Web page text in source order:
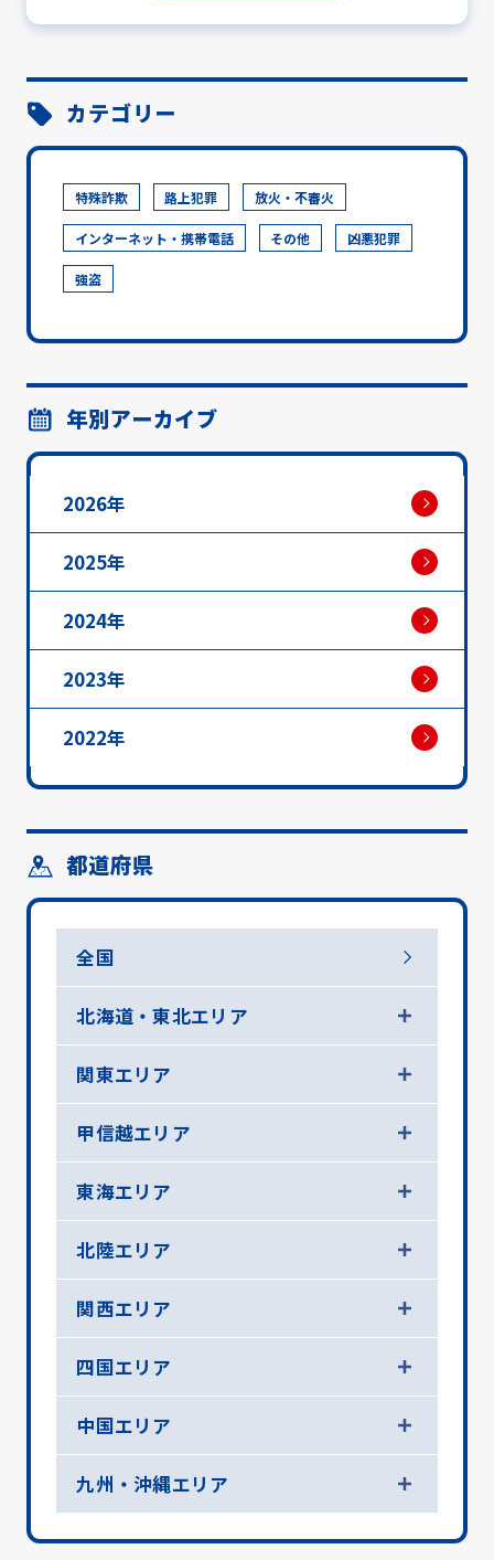
カテゴリー
特殊詐欺 路上犯罪 放火・不審火
インターネット・携帯電話 その他 凶悪犯罪
強盗
年別アーカイブ
2026年
2025年
2024年
2023年
2022年
都道府県
全国
北海道・東北エリア
関東エリア
甲信越エリア
東海エリア
北陸エリア
関西エリア
四国エリア
中国エリア
九州・沖縄エリア